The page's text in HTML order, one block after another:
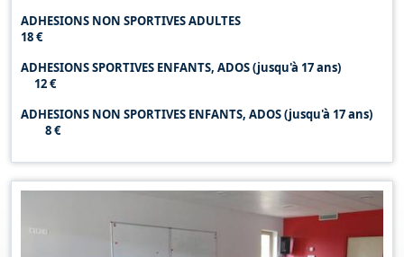
ADHESIONS NON SPORTIVES ADULTES
18 €
ADHESIONS SPORTIVES ENFANTS, ADOS (jusqu'à 17 ans)
12 €
ADHESIONS NON SPORTIVES ENFANTS, ADOS (jusqu'à 17 ans)
8 €